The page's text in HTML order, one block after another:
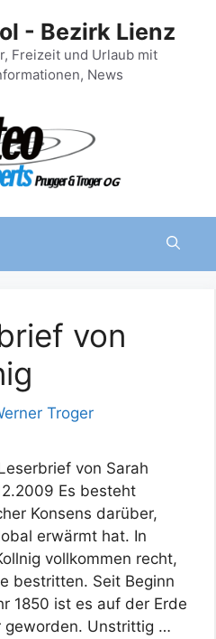
- Bezirk Lienz
Freizeit und Urlaub mit
News
von
Troger
von Sarah
Es besteht
Konsens darüber,
erwärmt hat. In
vollkommen recht,
bestritten. Seit Beginn
1850 ist es auf der Erde
geworden. Unstrittig …